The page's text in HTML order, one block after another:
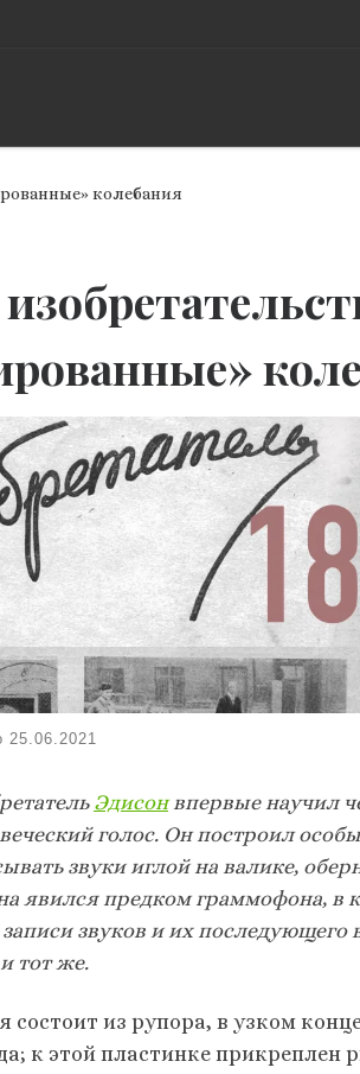
колебания
25.06.2021
Эдисонвпервые научил
голос. Он построил
звуки иглой на валике,
явился предком граммофона, в
звуков и их последующего
тот же.
из рупора, в узком
к этой пластинке прикреплен